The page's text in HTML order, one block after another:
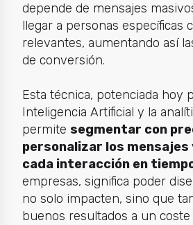
depende de mensajes
llegar a personas específicas
relevantes, aumentando así
de conversión.
Esta técnica, potenciada hoy
Inteligencia Artificial y la
permite segmentar con
personalizar los
cada interacción en
empresas, significa poder
no solo impacten, sino que
buenos resultados a un